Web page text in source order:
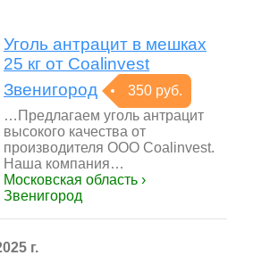
Уголь антрацит в мешках
25 кг от Coalinvest
Звенигород
350 руб.
…Предлагаем уголь антрацит
высокого качества от
производителя ООО Coalinvest.
Наша компания…
Московская область ›
Звенигород
г.